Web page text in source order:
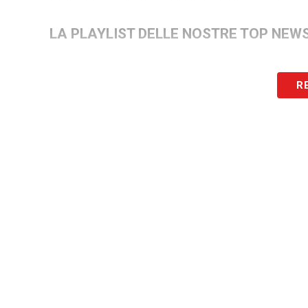
LA PLAYLIST DELLE NOSTRE TOP